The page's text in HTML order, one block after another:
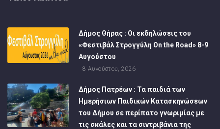
Δήμος Θήρας : Οι εκδηλώσεις του
«Φεστιβάλ Στρογγύλη On the Road» 8-9
Αυγούστου
8 Αυγούστου, 2026
Δήμος Πατρέων : Τα παιδιά των
Ημερήσιων Παιδικών Κατασκηνώσεων
του Δήμου σε περίπατο γνωριμίας με
τις σκάλες και τα σιντριβάνια της